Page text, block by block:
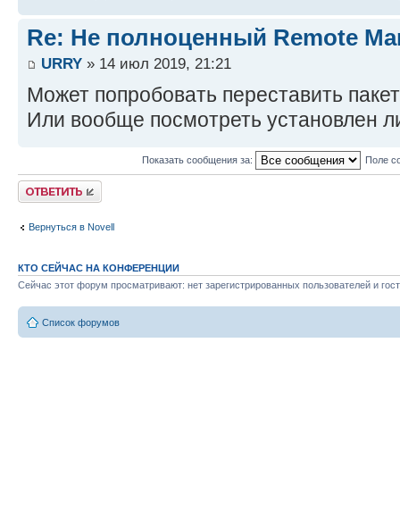
Re: Не полноценный Remote
URRY » 14 июл 2019, 21:21
Может попробовать переставить
Или вообще посмотреть установлен
Показать сообщения за: Поле
Ответить
Вернуться в Novell
КТО СЕЙЧАС НА КОНФЕРЕНЦИИ
Сейчас этот форум просматривают: нет зарегистрированных пользователей и
Список форумов